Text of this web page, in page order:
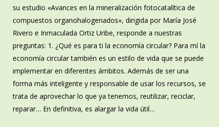
su estudio «Avances en la mineralización fotocatalítica de
compuestos organohalogenados», dirigida por María José
Rivero e Inmaculada Ortiz Uribe, responde a nuestras
preguntas: 1. ¿Qué es para ti la economía circular? Para mí la
economía circular también es un estilo de vida que se puede
implementar en diferentes ámbitos. Además de ser una
forma más inteligente y responsable de usar los recursos, se
trata de aprovechar lo que ya tenemos, reutilizar, reciclar,
reparar… En definitiva, es alargar la vida útil…